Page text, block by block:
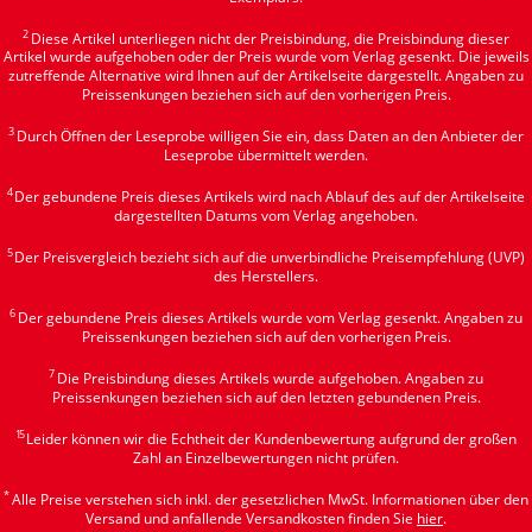
2Diese Artikel unterliegen nicht der Preisbindung, die Preisbindung dieser
Artikel wurde aufgehoben oder der Preis wurde vom Verlag gesenkt. Die jeweils
zutreffende Alternative wird Ihnen auf der Artikelseite dargestellt. Angaben zu
Preissenkungen beziehen sich auf den vorherigen Preis.
3Durch Öffnen der Leseprobe willigen Sie ein, dass Daten an den Anbieter der
Leseprobe übermittelt werden.
4Der gebundene Preis dieses Artikels wird nach Ablauf des auf der Artikelseite
dargestellten Datums vom Verlag angehoben.
5Der Preisvergleich bezieht sich auf die unverbindliche Preisempfehlung (UVP)
des Herstellers.
6Der gebundene Preis dieses Artikels wurde vom Verlag gesenkt. Angaben zu
Preissenkungen beziehen sich auf den vorherigen Preis.
7Die Preisbindung dieses Artikels wurde aufgehoben. Angaben zu
Preissenkungen beziehen sich auf den letzten gebundenen Preis.
15Leider können wir die Echtheit der Kundenbewertung aufgrund der großen
Zahl an Einzelbewertungen nicht prüfen.
*Alle Preise verstehen sich inkl. der gesetzlichen MwSt. Informationen über den
Versand und anfallende Versandkosten finden Sie hier.